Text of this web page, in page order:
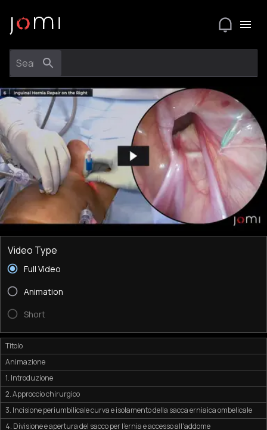
Video Type
Full Video
Animation
Short
Titolo
Animazione
1. Introduzione
2. Approccio chirurgico
3. Incisione periumbilicale curva e isolamento della sacca erniaica ombelicale
4. Divisione e apertura del sacco per l'ernia e accesso all'addome